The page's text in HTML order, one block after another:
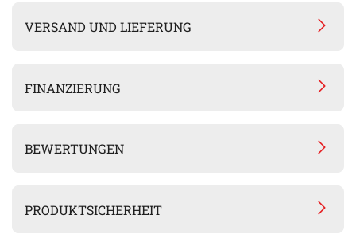
VERSAND UND LIEFERUNG
FINANZIERUNG
BEWERTUNGEN
PRODUKTSICHERHEIT